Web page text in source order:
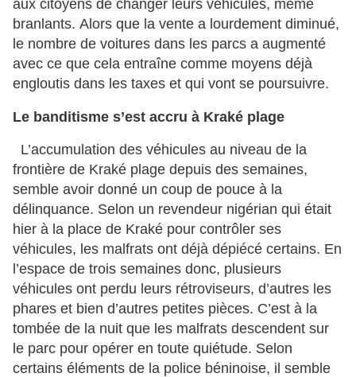
aux citoyens de changer leurs véhicules, même
branlants. Alors que la vente a lourdement diminué,
le nombre de voitures dans les parcs a augmenté
avec ce que cela entraîne comme moyens déjà
engloutis dans les taxes et qui vont se poursuivre.
Le banditisme s’est accru à Kraké plage
L’accumulation des véhicules au niveau de la
frontière de Kraké plage depuis des semaines,
semble avoir donné un coup de pouce à la
délinquance. Selon un revendeur nigérian qui était
hier à la place de Kraké pour contrôler ses
véhicules, les malfrats ont déjà dépiécé certains. En
l’espace de trois semaines donc, plusieurs
véhicules ont perdu leurs rétroviseurs, d’autres les
phares et bien d’autres petites pièces. C’est à la
tombée de la nuit que les malfrats descendent sur
le parc pour opérer en toute quiétude. Selon
certains éléments de la police béninoise, il semble